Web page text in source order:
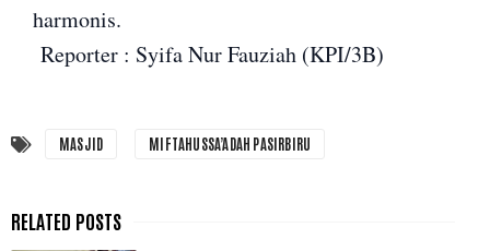
harmonis.
Reporter : Syifa Nur Fauziah (KPI/3B)
MASJID MIFTAHUSSA’ADAH PASIRBIRU